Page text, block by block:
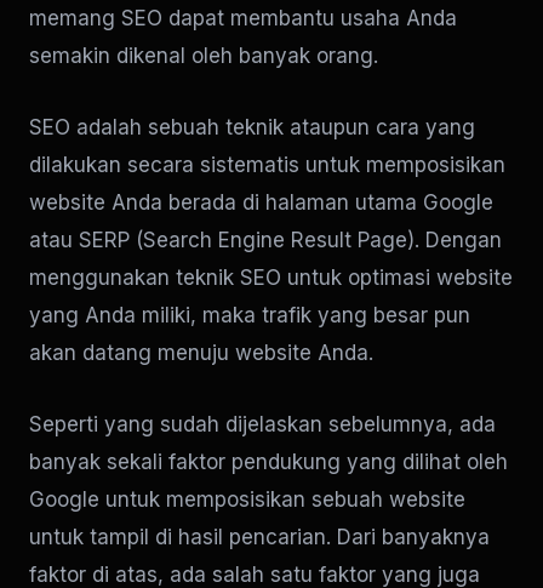
memang SEO dapat membantu usaha Anda
semakin dikenal oleh banyak orang.
SEO adalah sebuah teknik ataupun cara yang
dilakukan secara sistematis untuk memposisikan
website Anda berada di halaman utama Google
atau SERP (Search Engine Result Page). Dengan
menggunakan teknik SEO untuk optimasi website
yang Anda miliki, maka trafik yang besar pun
akan datang menuju website Anda.
Seperti yang sudah dijelaskan sebelumnya, ada
banyak sekali faktor pendukung yang dilihat oleh
Google untuk memposisikan sebuah website
untuk tampil di hasil pencarian. Dari banyaknya
faktor di atas, ada salah satu faktor yang juga